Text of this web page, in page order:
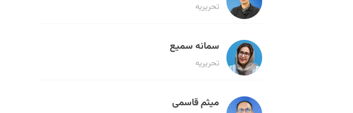
تحریریه
سمانه سمیع
تحریریه
میثم قاسمی